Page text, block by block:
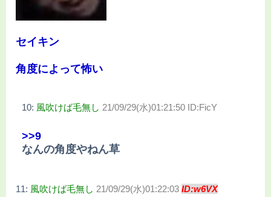
セイキン
角度によって怖い
10: 風吹けば毛無し 21/09/29(水)01:21:50 ID:FicY
>>9
なんの角度やねん草
11: 風吹けば毛無し 21/09/29(水)01:22:03 ID:w6VX